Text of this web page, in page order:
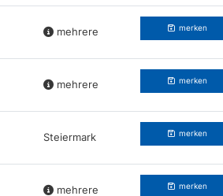
mehrere merken
mehrere merken
Steiermark merken
mehrere merken